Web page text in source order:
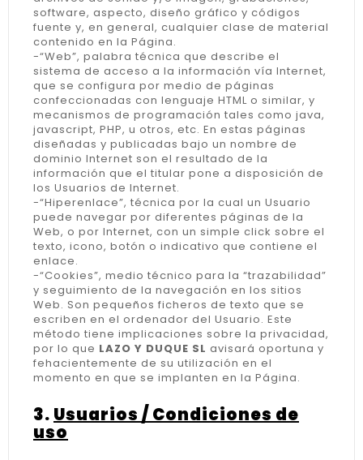
software, aspecto, diseño gráfico y códigos
fuente y, en general, cualquier clase de material
contenido en la Página.
-“Web”, palabra técnica que describe el
sistema de acceso a la información vía Internet,
que se configura por medio de páginas
confeccionadas con lenguaje HTML o similar, y
mecanismos de programación tales como java,
javascript, PHP, u otros, etc. En estas páginas
diseñadas y publicadas bajo un nombre de
dominio Internet son el resultado de la
información que el titular pone a disposición de
los Usuarios de Internet.
-“Hiperenlace”, técnica por la cual un Usuario
puede navegar por diferentes páginas de la
Web, o por Internet, con un simple click sobre el
texto, icono, botón o indicativo que contiene el
enlace.
-“Cookies”, medio técnico para la “trazabilidad”
y seguimiento de la navegación en los sitios
Web. Son pequeños ficheros de texto que se
escriben en el ordenador del Usuario. Este
método tiene implicaciones sobre la privacidad,
por lo que LAZO Y DUQUE SL avisará oportuna y
fehacientemente de su utilización en el
momento en que se implanten en la Página.
3. Usuarios / Condiciones de
uso